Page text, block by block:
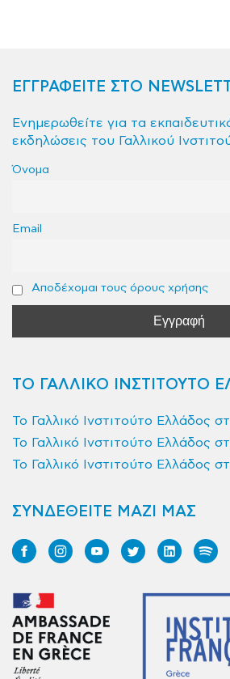
ΕΓΓΡΑΦΕΙΤΕ ΣΤΟ
Ενημερωθείτε για τα
εκδηλώσεις του Γαλλικού
Όνομα
Email
Αποδέχομαι τους όρους χρήσης
ΤΟ ΓΑΛΛΙΚΟ ΙΝΣΤΙΤΟΥΤΟ
Το Γαλλικό Ινστιτούτο Ελλάδος
Το Γαλλικό Ινστιτούτο Ελλάδος
Το Γαλλικό Ινστιτούτο Ελλάδος
ΣΥΝΔΕΘΕΙΤΕ ΜΑΖΙ ΜΑΣ